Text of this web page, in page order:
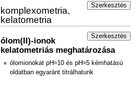
Szerkesztés
komplexometria,
kelatometria
Szerkesztés
ólom(II)-ionok
kelatometriás meghatározása
ólomionokat pH≈10 és pH≈5 kémhatású
oldatban egyaránt titrálhatunk